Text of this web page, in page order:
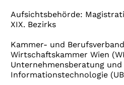
Aufsichtsbehörde:
XIX. Bezirks
Kammer- und
Wirtschaftskammer Wien
Unternehmensberatung und
Informationstechnologie